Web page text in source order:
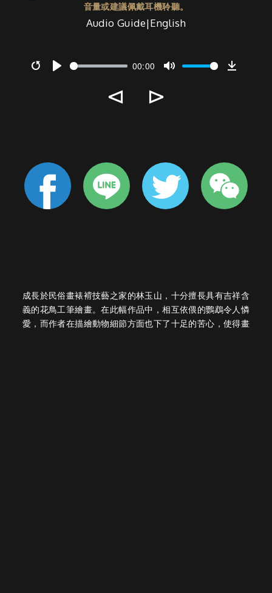
音量或建議佩戴耳機聆聽。
Audio Guide|English
00:00
⊲ ⊳
成長於民俗畫裱褙技藝之家的林玉山，十分擅長具有吉祥含
義的花鳥工筆繪畫。在此幅作品中，相互依偎的鸚鵡令人憐
愛，而作者在描繪動物細節方面也下了十足的苦心，使得畫